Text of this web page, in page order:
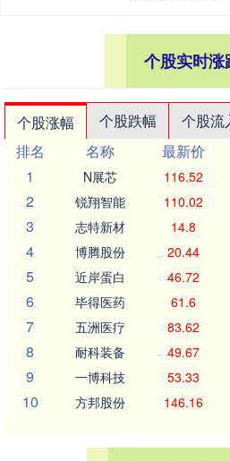
个股实时涨
个股涨幅 个股跌幅 个股流
排名
名称 最新价
1
N展芯 116.52
2 锐翔智能 110.02
3 志特新材 14.8
4 博腾股份 20.44
5 近岸蛋白 46.72
6 毕得医药 61.6
7 五洲医疗 83.62
8 耐科装备 49.67
9 一博科技 53.33
10 方邦股份 146.16